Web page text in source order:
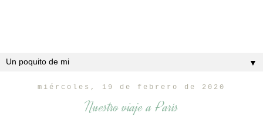
▼
miércoles, 19 de febrero de 2020
Nuestro viaje a París